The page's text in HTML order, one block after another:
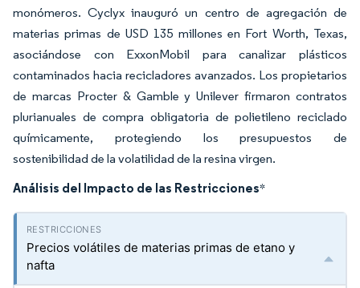
monómeros. Cyclyx inauguró un centro de agregación de
materias primas de USD 135 millones en Fort Worth, Texas,
asociándose con ExxonMobil para canalizar plásticos
contaminados hacia recicladores avanzados. Los propietarios
de marcas Procter & Gamble y Unilever firmaron contratos
plurianuales de compra obligatoria de polietileno reciclado
químicamente, protegiendo los presupuestos de
sostenibilidad de la volatilidad de la resina virgen.
Análisis del Impacto de las Restricciones*
Precios volátiles de materias primas de etano y
nafta